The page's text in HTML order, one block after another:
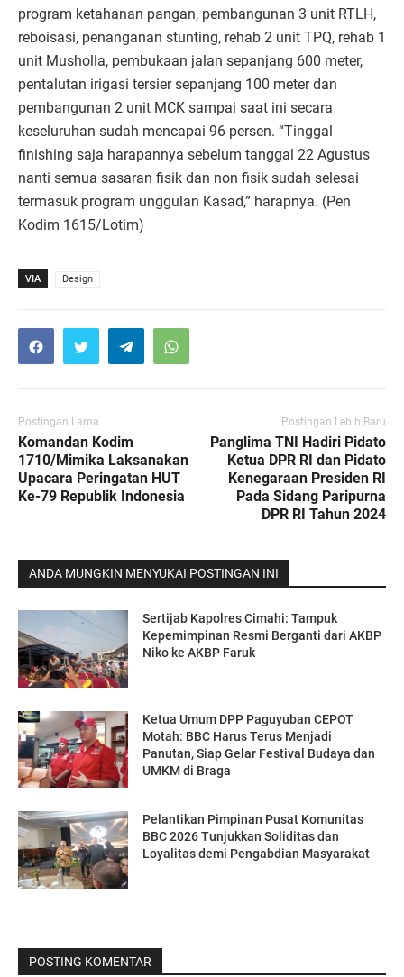
program ketahanan pangan, pembangunan 3 unit RTLH,
reboisasi, penanganan stunting, rehab 2 unit TPQ, rehab 1
unit Musholla, pembukaan jalan sepanjang 600 meter,
pentalutan irigasi tersier sepanjang 100 meter dan
pembangunan 2 unit MCK sampai saat ini secara
keseluruhan sudah mencapai 96 persen. “Tinggal
finishing saja harapannya sebelum tanggal 22 Agustus
nanti semua sasaran fisik dan non fisik sudah selesai
termasuk program unggulan Kasad,” harapnya. (Pen
Kodim 1615/Lotim)
VIA Design
Postingan Lama
Komandan Kodim
1710/Mimika Laksanakan
Upacara Peringatan HUT
Ke-79 Republik Indonesia
Postingan Lebih Baru
Panglima TNI Hadiri Pidato
Ketua DPR RI dan Pidato
Kenegaraan Presiden RI
Pada Sidang Paripurna
DPR RI Tahun 2024
ANDA MUNGKIN MENYUKAI POSTINGAN INI
Sertijab Kapolres Cimahi: Tampuk
Kepemimpinan Resmi Berganti dari AKBP
Niko ke AKBP Faruk
Ketua Umum DPP Paguyuban CEPOT
Motah: BBC Harus Terus Menjadi
Panutan, Siap Gelar Festival Budaya dan
UMKM di Braga
Pelantikan Pimpinan Pusat Komunitas
BBC 2026 Tunjukkan Soliditas dan
Loyalitas demi Pengabdian Masyarakat
POSTING KOMENTAR